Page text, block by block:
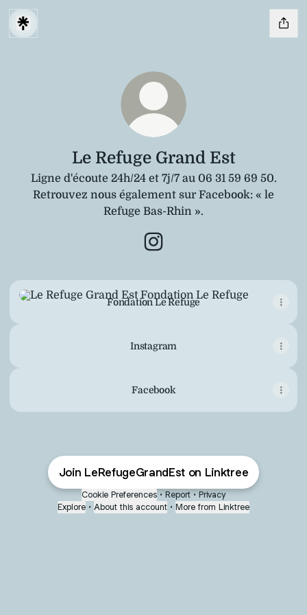
Le Refuge Grand Est
Ligne d'écoute 24h/24 et 7j/7 au 06 31 59 69 50.
Retrouvez nous également sur Facebook: « le
Refuge Bas-Rhin ».
Fondation Le Refuge
Instagram
Facebook
Join LeRefugeGrandEst on Linktree
Cookie Preferences • Report • Privacy
Explore • About this account • More from Linktree